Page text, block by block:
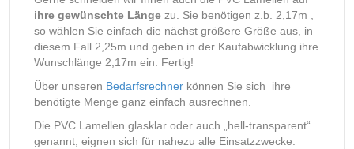
ihre gewünschte Länge zu. Sie benötigen z.b. 2,17m ,
so wählen Sie einfach die nächst größere Größe aus, in
diesem Fall 2,25m und geben in der Kaufabwicklung ihre
Wunschlänge 2,17m ein. Fertig!
Über unseren Bedarfsrechner können Sie sich ihre
benötigte Menge ganz einfach ausrechnen.
Die PVC Lamellen glasklar oder auch „hell-transparent“
genannt, eignen sich für nahezu alle Einsatzzwecke.